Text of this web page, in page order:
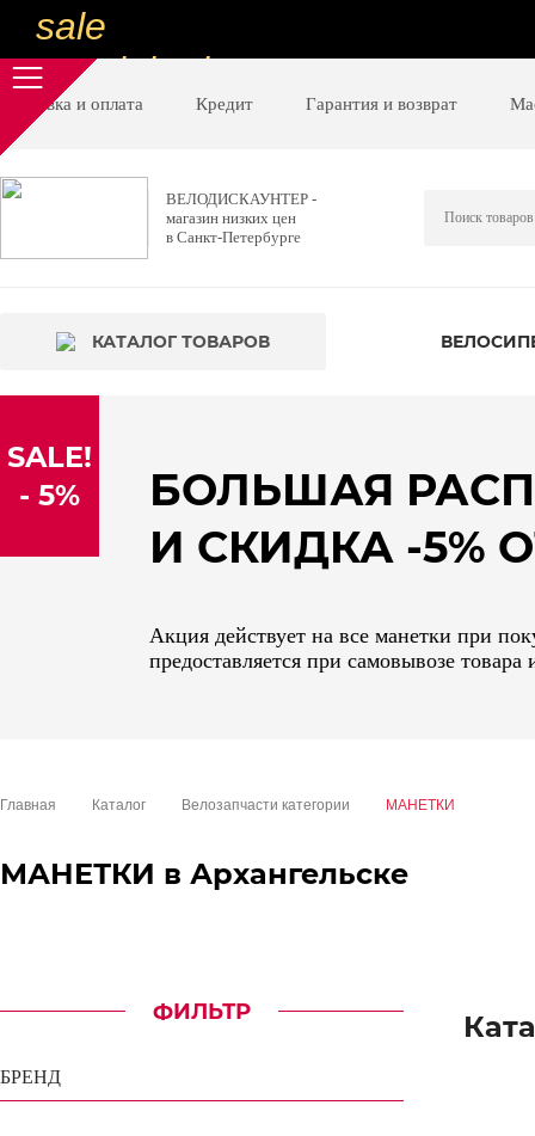
sale
special price
sale
низкие цены
вот дешево
special price
sale
надо брать
sale
Доставка и оплата Кредит Гарантия и возврат
ВЕЛОДИСКАУНТЕР -
магазин низких цен
в Санкт-Петербурге
КАТАЛОГ ТОВАРОВ
SALE!
- 5%
БОЛЬШАЯ
И СКИДКА -5%
Акция действует на все манетки при
предоставляется при самовывозе товара
Главная Каталог Велозапчасти категории МАНЕТКИ
МАНЕТКИ в Архангельске
ФИЛЬТР
БРЕНД